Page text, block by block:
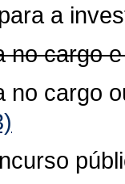
a
no cargo
no cargo